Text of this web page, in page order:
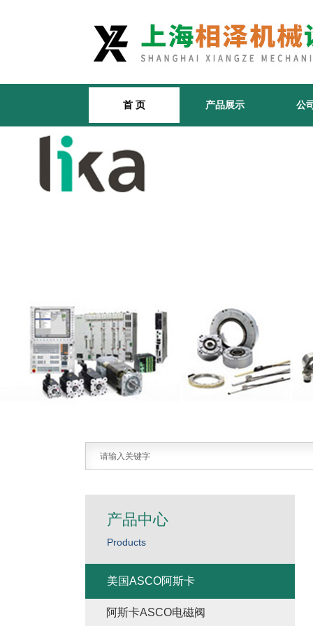
首 页 产品展示 公
产品中心
Products
美国ASCO阿斯卡
阿斯卡ASCO电磁阀